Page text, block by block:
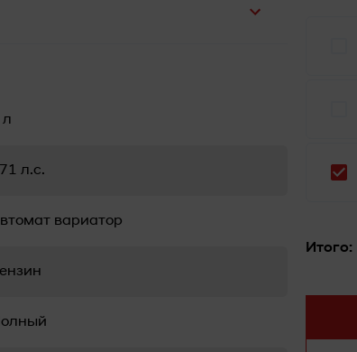
л
л.с.
вариатор
Итого: